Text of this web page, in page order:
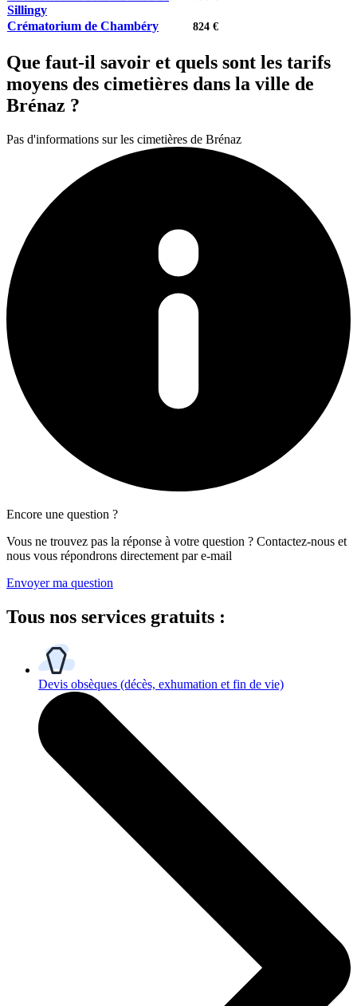
Sillingy
Crématorium de Chambéry 824 €
Que faut-il savoir et quels sont les tarifs
moyens des cimetières dans la ville de
Brénaz ?
Pas d'informations sur les cimetières de Brénaz
Encore une question ?
Vous ne trouvez pas la réponse à votre question ? Contactez-nous et
nous vous répondrons directement par e-mail
Envoyer ma question
Tous nos services gratuits :
Devis obsèques (décès, exhumation et fin de vie)